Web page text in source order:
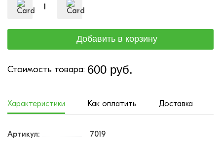
Стоимость товара: 600 руб.
Характеристики Как оплатить Доставка
Артикул:
7019